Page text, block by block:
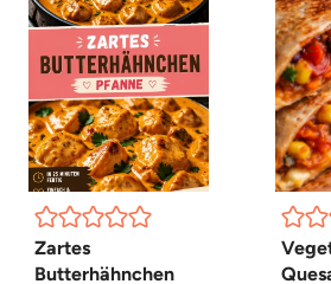
Zartes
Butterhähnchen